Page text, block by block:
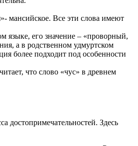
мансийское. Все эти слова имеют
языке, его значение – «проворный,
а в родственном удмуртском
более подходит под особенности
что слово «чус» в древнем
достопримечательностей. Здесь